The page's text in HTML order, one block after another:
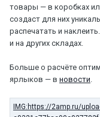
товары — в коробках
создаст для них
распечатать и
и на других складах.
Больше о расчёте
ярлыков — в новости